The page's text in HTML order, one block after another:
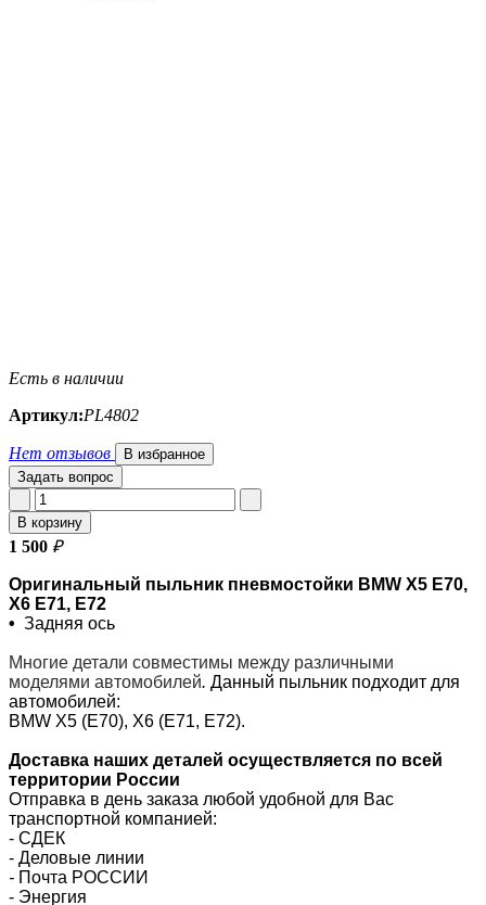
Есть в наличии
Артикул:PL4802
Нет отзывов
В избранное
Задать вопрос
В корзину
1 500 ₽
Оригинальный пыльник пневмостойки BMW X5 E70,
X6 E71, E72
• Задняя ось
Многие детали совместимы между различными
моделями автомобилей. Данный пыльник подходит для
автомобилей:
BMW X5 (E70), X6 (E71, E72).
Доставка наших деталей осуществляется по всей
территории России
Отправка в день заказа любой удобной для Вас
транспортной компанией:
- СДЕК
- Деловые линии
- Почта РОССИИ
- Энергия